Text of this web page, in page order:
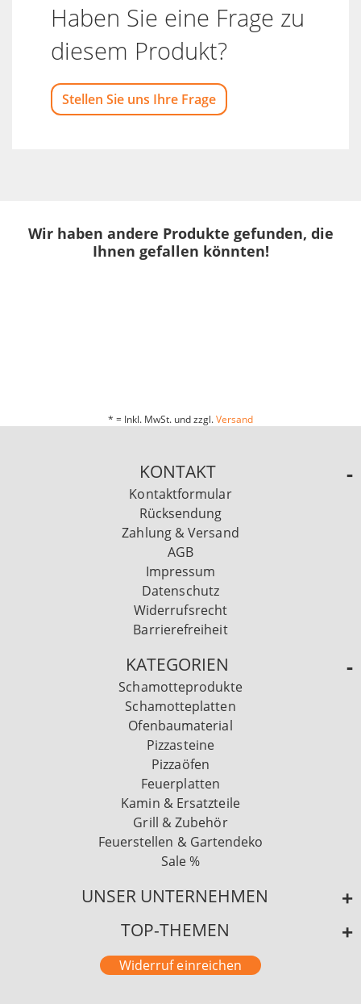
Haben Sie eine Frage zu
diesem Produkt?
Stellen Sie uns Ihre Frage
Wir haben andere Produkte gefunden, die
Ihnen gefallen könnten!
* = Inkl. MwSt. und zzgl.Versand
KONTAKT
Kontaktformular
Rücksendung
Zahlung & Versand
AGB
Impressum
Datenschutz
Widerrufsrecht
Barrierefreiheit
KATEGORIEN
Schamotteprodukte
Schamotteplatten
Ofenbaumaterial
Pizzasteine
Pizzaöfen
Feuerplatten
Kamin & Ersatzteile
Grill & Zubehör
Feuerstellen & Gartendeko
Sale %
UNSER UNTERNEHMEN
TOP-THEMEN
Widerruf einreichen